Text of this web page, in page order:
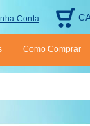
Conta
Como Comprar